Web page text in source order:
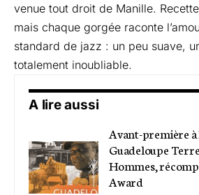
venue tout droit de Manille.
mais chaque gorgée raconte
standard de jazz : un peu suave,
totalement inoubliable.
A lire aussi
Avant-première à
Guadeloupe
Hommes,
Award